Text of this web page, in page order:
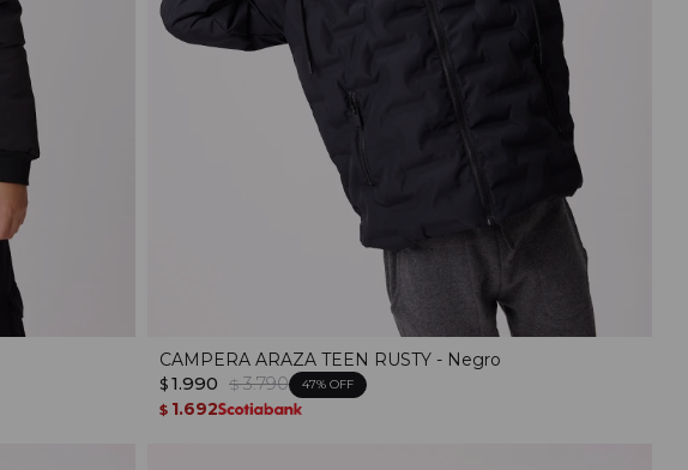
CAMPERA ARAZA TEEN RUSTY - Negro
$ 1.990 $ 3.790 47
$ 1.692